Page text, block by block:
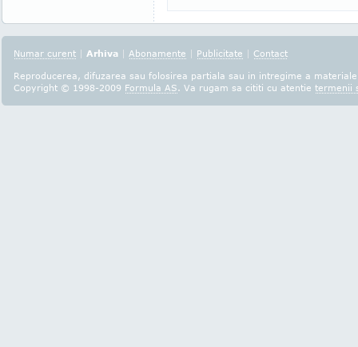
Numar curent | Arhiva | Abonamente | Publicitate | Contact
Reproducerea, difuzarea sau folosirea partiala sau in intregime a
Copyright © 1998-2009 Formula AS. Va rugam sa cititi cu atentie termenii